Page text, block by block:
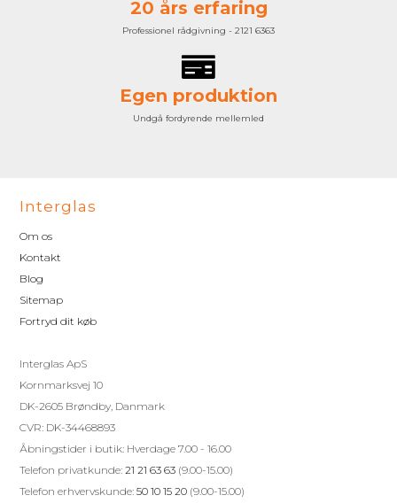
20 års erfaring
Professionel rådgivning - 2121 6363
Egen produktion
Undgå fordyrende mellemled
Interglas
Om os
Kontakt
Blog
Sitemap
Fortryd dit køb
Interglas ApS
Kornmarksvej 10
DK-2605 Brøndby, Danmark
CVR: DK-34468893
Åbningstider i butik: Hverdage 7.00 - 16.00
Telefon privatkunde:21 21 63 63 (9.00-15.00)
Telefon erhvervskunde:50 10 15 20 (9.00-15.00)